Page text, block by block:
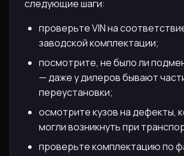
следующие шаги:
проверьте VIN на
заводской комплектации;
посмотрите, не было ли
— даже у дилеров бывают
переустановки;
осмотрите кузов на дефекты,
могли возникнуть при
проверьте комплектацию по